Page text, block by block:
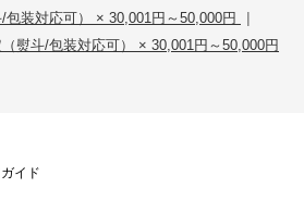
装対応可） × 30,001円～50,000円 |
熨斗/包装対応可） × 30,001円～50,000円
イド